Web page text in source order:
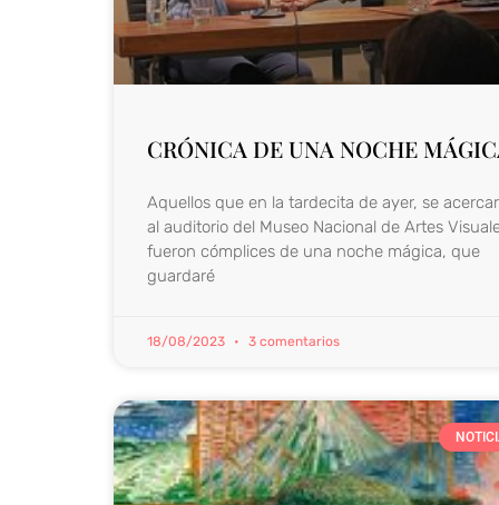
CRÓNICA DE UNA NOCHE
Aquellos que en la tardecita de ayer, se
al auditorio del Museo Nacional de Artes
fueron cómplices de una noche mágica, que
guardaré
18/08/2023 3 comentarios